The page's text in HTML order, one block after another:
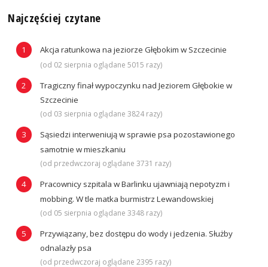
Najczęściej czytane
Akcja ratunkowa na jeziorze Głębokim w Szczecinie
(od 02 sierpnia oglądane 5015 razy)
Tragiczny finał wypoczynku nad Jeziorem Głębokie w
Szczecinie
(od 03 sierpnia oglądane 3824 razy)
Sąsiedzi interweniują w sprawie psa pozostawionego
samotnie w mieszkaniu
(od przedwczoraj oglądane 3731 razy)
Pracownicy szpitala w Barlinku ujawniają nepotyzm i
mobbing. W tle matka burmistrz Lewandowskiej
(od 05 sierpnia oglądane 3348 razy)
Przywiązany, bez dostępu do wody i jedzenia. Służby
odnalazły psa
(od przedwczoraj oglądane 2395 razy)